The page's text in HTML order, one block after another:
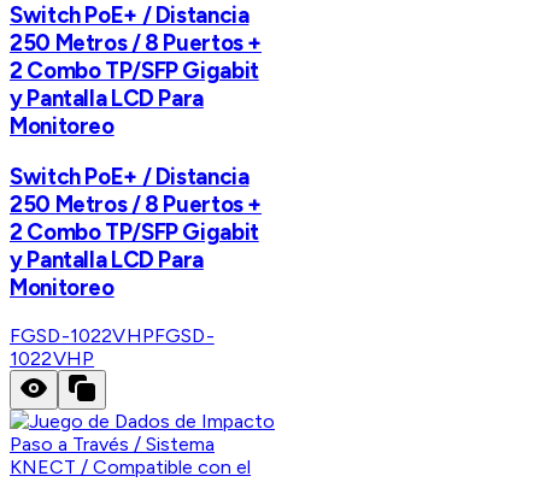
Switch PoE+ / Distancia
250 Metros / 8 Puertos +
2 Combo TP/SFP Gigabit
y Pantalla LCD Para
Monitoreo
Switch PoE+ / Distancia
250 Metros / 8 Puertos +
2 Combo TP/SFP Gigabit
y Pantalla LCD Para
Monitoreo
FGSD-1022VHPFGSD-
1022VHP